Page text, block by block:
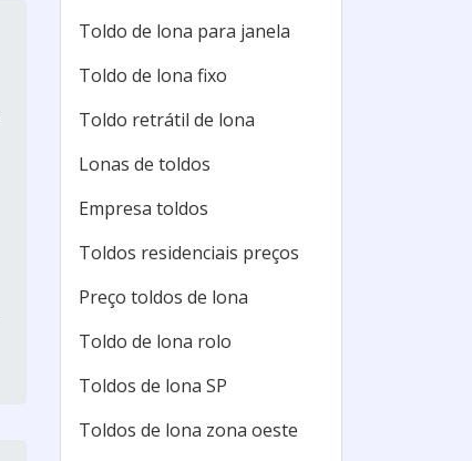
Toldo de lona para janela
Toldo de lona fixo
Toldo retrátil de lona
Lonas de toldos
Empresa toldos
Toldos residenciais preços
Preço toldos de lona
Toldo de lona rolo
Toldos de lona SP
Toldos de lona zona oeste